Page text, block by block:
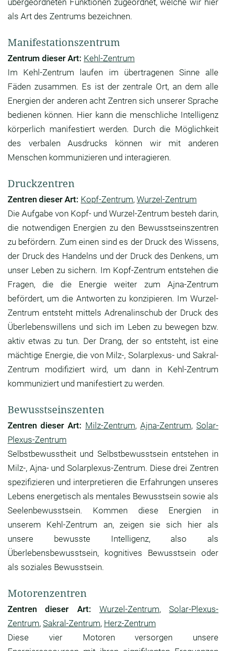
übergeordneten Funktionen zugeordnet, welche wir hier
als Art des Zentrums bezeichnen.
Manifestationszentrum
Zentrum dieser Art: Kehl-Zentrum
Im Kehl-Zentrum laufen im übertragenen Sinne alle
Fäden zusammen. Es ist der zentrale Ort, an dem alle
Energien der anderen acht Zentren sich unserer Sprache
bedienen können. Hier kann die menschliche Intelligenz
körperlich manifestiert werden. Durch die Möglichkeit
des verbalen Ausdrucks können wir mit anderen
Menschen kommunizieren und interagieren.
Druckzentren
Zentren dieser Art: Kopf-Zentrum, Wurzel-Zentrum
Die Aufgabe von Kopf- und Wurzel-Zentrum besteh darin,
die notwendigen Energien zu den Bewusstseinszentren
zu befördern. Zum einen sind es der Druck des Wissens,
der Druck des Handelns und der Druck des Denkens, um
unser Leben zu sichern. Im Kopf-Zentrum entstehen die
Fragen, die die Energie weiter zum Ajna-Zentrum
befördert, um die Antworten zu konzipieren. Im Wurzel-
Zentrum entsteht mittels Adrenalinschub der Druck des
Überlebenswillens und sich im Leben zu bewegen bzw.
aktiv etwas zu tun. Der Drang, der so entsteht, ist eine
mächtige Energie, die von Milz-, Solarplexus- und Sakral-
Zentrum modifiziert wird, um dann in Kehl-Zentrum
kommuniziert und manifestiert zu werden.
Bewusstseinszenten
Zentren dieser Art: Milz-Zentrum, Ajna-Zentrum, Solar-
Plexus-Zentrum
Selbstbewusstheit und Selbstbewusstsein entstehen in
Milz-, Ajna- und Solarplexus-Zentrum. Diese drei Zentren
spezifizieren und interpretieren die Erfahrungen unseres
Lebens energetisch als mentales Bewusstsein sowie als
Seelenbewusstsein. Kommen diese Energien in
unserem Kehl-Zentrum an, zeigen sie sich hier als
unsere bewusste Intelligenz, also als
Überlebensbewusstsein, kognitives Bewusstsein oder
als soziales Bewusstsein.
Motorenzentren
Zentren dieser Art: Wurzel-Zentrum, Solar-Plexus-
Zentrum, Sakral-Zentrum, Herz-Zentrum
Diese vier Motoren versorgen unsere